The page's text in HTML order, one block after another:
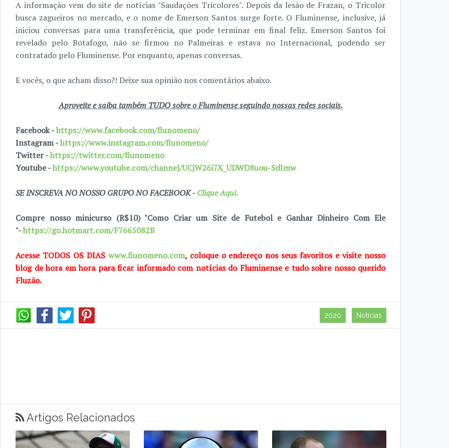
A informação vem do site de notícias "Saudações Tricolores". Depois da lesão de Frazan, o Tricolor
busca zagueiros no mercado, e o nome de Emerson Santos surge forte. O Fluminense, inclusive, já
iniciou conversas para uma transferência, que pode terminar em final feliz. Emerson Santos foi
revelado pelo Botafogo, não se firmou no Palmeiras e estava no Internacional, podendo ser
contratado pelo Fluminense. Por enquanto, apenas conversas.
E vocês, o que acham disso?! Deixe sua opinião nos comentários abaixo.
Aproveite e saiba também TUDO sobre o Fluminense seguindo nossas redes sociais.
Facebook -https://www.facebook.com/flunomeno/
Instagram -https://www.instagram.com/flunomeno/
Twitter -https://twitter.com/flunomeno
Youtube -https://www.youtube.com/channel/UCjW26i7X_UDWD8uou-SdImw
SE INSCREVA NO NOSSO GRUPO NO FACEBOOK -Clique Aqui.
Compre nosso minicurso (R$10) "Como Criar um Site de Futebol e Ganhar Dinheiro Com Ele
"-https://go.hotmart.com/F7665082B
Acesse TODOS OS DIAS www.flunomeno.com, coloque o endereço nos seus favoritos e visite nosso
blog de hora em hora para ficar informado com notícias do Fluminense e tudo sobre nosso querido
Fluzão.
2020 Notícias
Artigos Relacionados